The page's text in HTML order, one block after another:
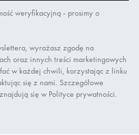
weryfikacyjną - prosimy o
wyrażasz zgodę na
oraz innych treści marketingowych
w każdej chwili, korzystając z linku
się z nami. Szczegółowe
się w Polityce prywatności.